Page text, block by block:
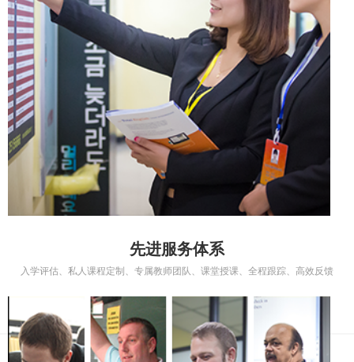
先进服务体系
入学评估、私人课程定制、专属教师团队、课堂授课、全程跟踪、高效反馈